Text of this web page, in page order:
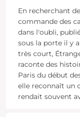
En recherchant
commande des
dans l'oubli,
sous la porte il y
très court,
raconte des
Paris du début
elle reconnaît un
rendait souvent